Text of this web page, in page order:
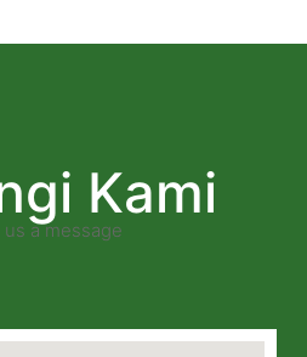
Kami
us a message